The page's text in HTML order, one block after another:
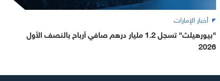
أخبار الإمارات
"بيورهيلث" تسجل 1.2 مليار درهم صافي أرباح بالنصف الأول
2026